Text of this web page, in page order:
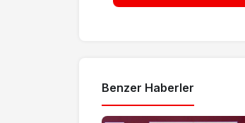
Benzer Haberler